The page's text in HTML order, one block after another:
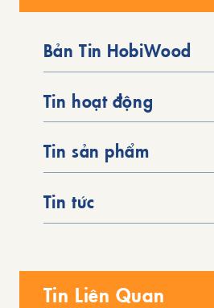
Bản Tin HobiWood
Tin hoạt động
Tin sản phẩm
Tin tức
Tin Liên Quan